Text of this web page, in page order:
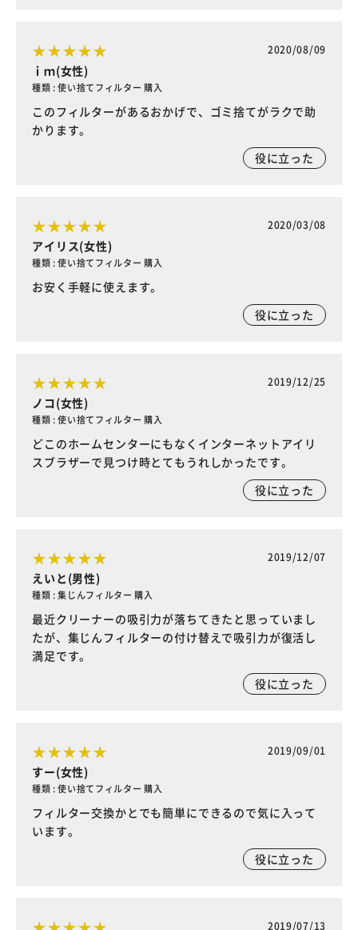
2020/08/09
ｉｍ(女性)
種類 : 使い捨てフィルター 購入
このフィルターがあるおかげで、ゴミ捨てがラクで助
かります。
役に立った
2020/03/08
アイリス(女性)
種類 : 使い捨てフィルター 購入
お安く手軽に使えます。
役に立った
2019/12/25
ノコ(女性)
種類 : 使い捨てフィルター 購入
どこのホームセンターにもなくインターネットアイリ
スブラザーで見つけ時とてもうれしかったです。
役に立った
2019/12/07
えいと(男性)
種類 : 集じんフィルター 購入
最近クリーナーの吸引力が落ちてきたと思っていまし
たが、集じんフィルターの付け替えで吸引力が復活し
満足です。
役に立った
2019/09/01
すー(女性)
種類 : 使い捨てフィルター 購入
フィルター交換かとでも簡単にできるので気に入って
います。
役に立った
2019/07/13